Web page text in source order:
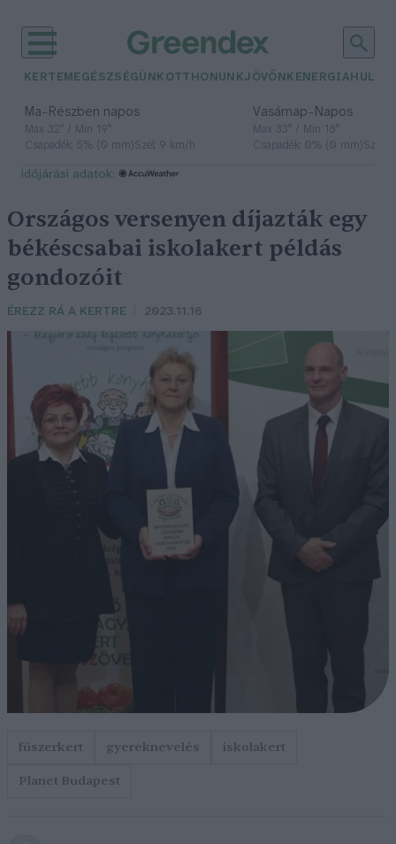
KERTEM EGÉSZSÉGÜNK OTTHONUNKJÖVŐNK ENERGIA
Ma– Részben napos
Max 32° / Min 19°
Csapadék: 5% (0 mm)Szél: 9 km/h
Vasárnap– Napos
Max 33° / Min 18°
Csapadék: 0% (0 mm)Szél:
időjárási adatok:
Országos versenyen díjazták egy
békéscsabai iskolakert példás
gondozóit
ÉREZZ RÁ A KERTRE 2023.11.16
fűszerkert gyereknevelés
iskolakert
Planet Budapest